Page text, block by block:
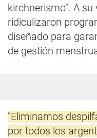
kirchnerismo". A
ridiculizaron
diseñado para
de gestión
"Eliminamos
por todos los